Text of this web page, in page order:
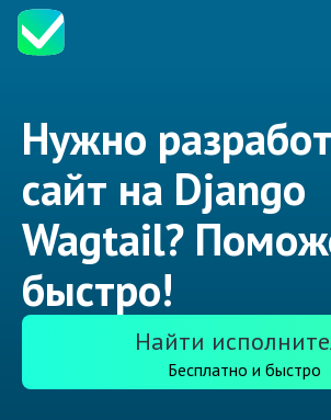
Нужно
сайт на Django
Wagtail?
быстро!
Найти
Бесплатно и быстро